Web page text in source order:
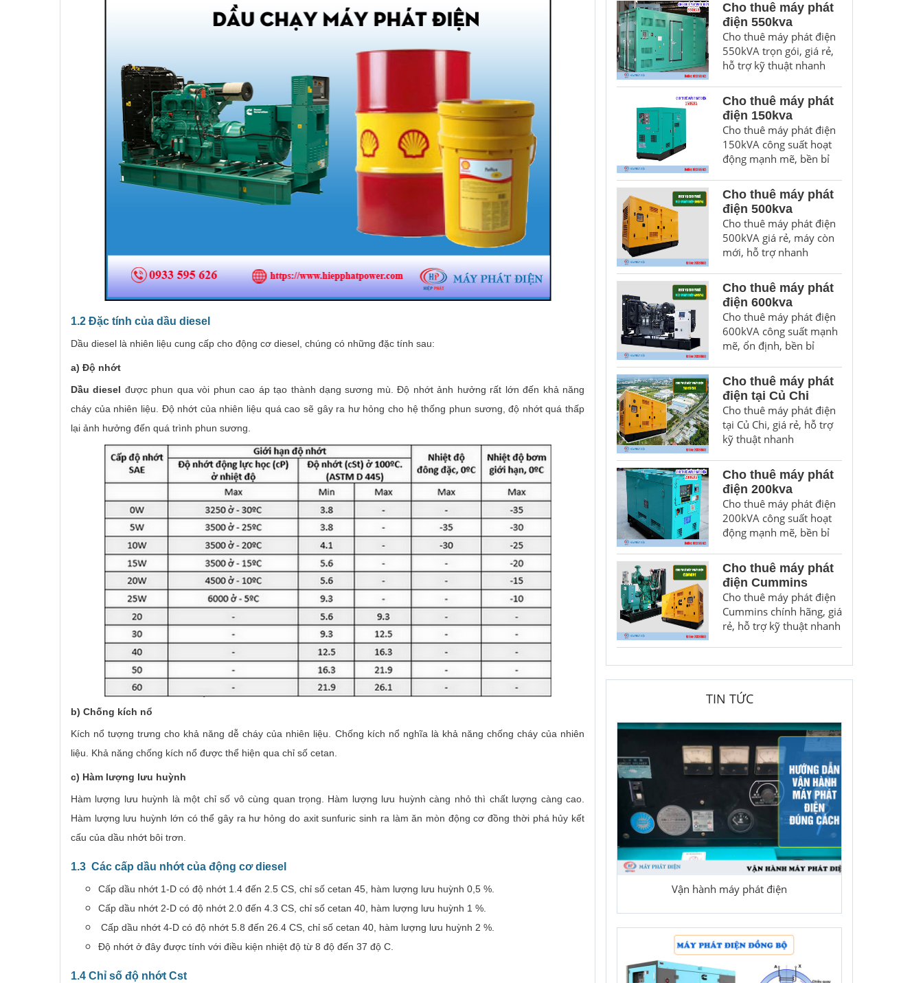
1.2 Đặc tính của dầu diesel
Dầu diesel là nhiên liệu cung cấp cho động cơ diesel, chúng có những đặc tính sau:
a) Độ nhớt
Dầu diesel được phun qua vòi phun cao áp tạo thành dạng sương mù. Độ nhớt ảnh hưởng rất lớn đến khả năng
cháy của nhiên liệu. Độ nhớt của nhiên liệu quá cao sẽ gây ra hư hỏng cho hệ thống phun sương, độ nhớt quá thấp
lại ảnh hưởng đến quá trình phun sương.
b) Chống kích nổ
Kích nổ tượng trưng cho khả năng dễ cháy của nhiên liệu. Chống kích nổ nghĩa là khả năng chống cháy của nhiên
liệu. Khả năng chống kích nổ được thể hiện qua chỉ số cetan.
c) Hàm lượng lưu huỳnh
Hàm lượng lưu huỳnh là một chỉ số vô cùng quan trọng. Hàm lượng lưu huỳnh càng nhỏ thì chất lượng càng cao.
Hàm lượng lưu huỳnh lớn có thể gây ra hư hỏng do axit sunfuric sinh ra làm ăn mòn động cơ đồng thời phá hủy kết
cấu của dầu nhớt bôi trơn.
1.3 Các cấp dầu nhớt của động cơ diesel
Cấp dầu nhớt 1-D có độ nhớt 1.4 đến 2.5 CS, chỉ số cetan 45, hàm lượng lưu huỳnh 0,5 %.
Cấp dầu nhớt 2-D có độ nhớt 2.0 đến 4.3 CS, chỉ số cetan 40, hàm lượng lưu huỳnh 1 %.
Cấp dầu nhớt 4-D có độ nhớt 5.8 đến 26.4 CS, chỉ số cetan 40, hàm lượng lưu huỳnh 2 %.
Độ nhớt ở đây được tính với điều kiện nhiệt độ từ 8 độ đến 37 độ C.
1.4 Chỉ số độ nhớt Cst
Cho thuê máy phát
điện 550kva
Cho thuê máy phát điện
550kVA trọn gói, giá rẻ,
hỗ trợ kỹ thuật nhanh
Cho thuê máy phát
điện 150kva
Cho thuê máy phát điện
150kVA công suất hoạt
động mạnh mẽ, bền bỉ
Cho thuê máy phát
điện 500kva
Cho thuê máy phát điện
500kVA giá rẻ, máy còn
mới, hỗ trợ nhanh
Cho thuê máy phát
điện 600kva
Cho thuê máy phát điện
600kVA công suất mạnh
mẽ, ổn định, bền bỉ
Cho thuê máy phát
điện tại Củ Chi
Cho thuê máy phát điện
tại Củ Chi, giá rẻ, hỗ trợ
kỹ thuật nhanh
Cho thuê máy phát
điện 200kva
Cho thuê máy phát điện
200kVA công suất hoạt
động mạnh mẽ, bền bỉ
Cho thuê máy phát
điện Cummins
Cho thuê máy phát điện
Cummins chính hãng, giá
rẻ, hỗ trợ kỹ thuật nhanh
TIN TỨC
Vận hành máy phát điện